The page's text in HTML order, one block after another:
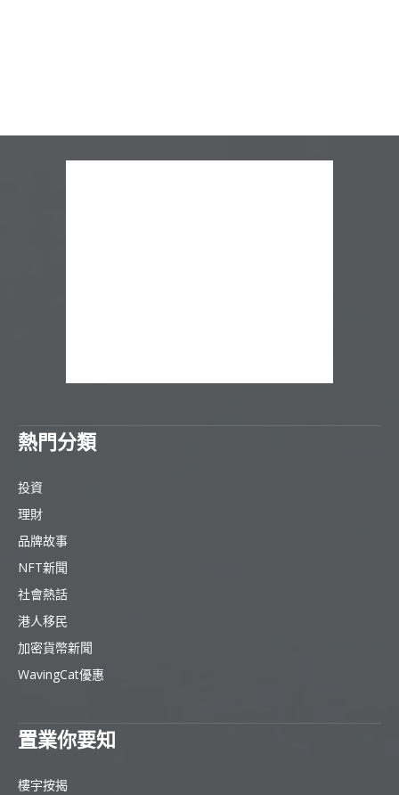
熱門分類
投資
理財
品牌故事
NFT新聞
社會熱話
港人移民
加密貨幣新聞
WavingCat優惠
置業你要知
樓宇按揭